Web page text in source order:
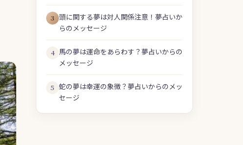
3 頭に関する夢は対人関係注意！夢占いか
らのメッセージ
4 馬の夢は運命をあらわす？夢占いからの
メッセージ
5 蛇の夢は幸運の象徴？夢占いからのメッ
セージ